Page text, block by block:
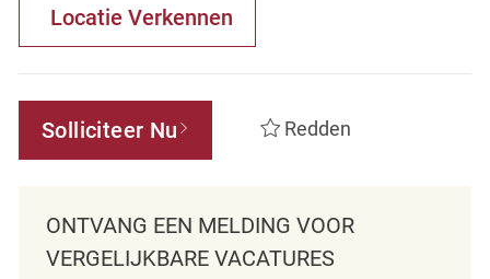
Locatie Verkennen
Solliciteer Nu Redden
ONTVANG EEN MELDING VOOR
VERGELIJKBARE VACATURES